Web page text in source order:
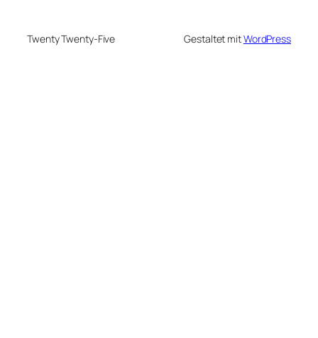
Twenty Twenty-Five Gestaltet mitWordPress